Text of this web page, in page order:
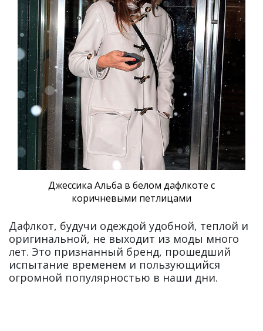
Джессика Альба в белом дафлкоте с
коричневыми петлицами
Дафлкот, будучи одеждой удобной, теплой и
оригинальной, не выходит из моды много
лет. Это признанный бренд, прошедший
испытание временем и пользующийся
огромной популярностью в наши дни.